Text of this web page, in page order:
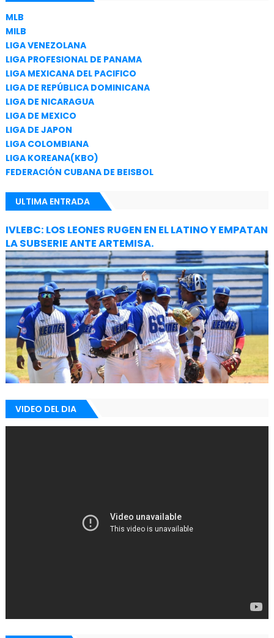
MLB
MILB
LIGA VENEZOLANA
LIGA PROFESIONAL DE PANAMA
LIGA MEXICANA DEL PACIFICO
LIGA DE REPÚBLICA DOMINICANA
LIGA DE NICARAGUA
LIGA DE MEXICO
LIGA DE JAPON
LIGA COLOMBIANA
LIGA KOREANA(KBO)
FEDERACIÓN CUBANA DE BEISBOL
ULTIMA ENTRADA
IVLEBC: LOS LEONES RUGEN EN EL LATINO Y EMPATAN
LA SUBSERIE ANTE ARTEMISA.
VIDEO DEL DIA